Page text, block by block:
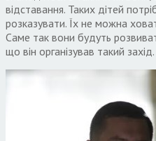
відставання. Таких дітей
розказувати. Їх не можна
Саме так вони будуть
що він організував такий захід.